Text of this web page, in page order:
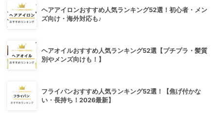
ヘアアイロンおすすめ人気ランキング52選！初心者・メン
ズ向け・海外対応も♪
ヘアオイルおすすめ人気ランキング52選【プチプラ・髪質
別やメンズ向けも！】
フライパンおすすめ人気ランキング52選！【焦げ付かな
い・長持ち！2026最新】